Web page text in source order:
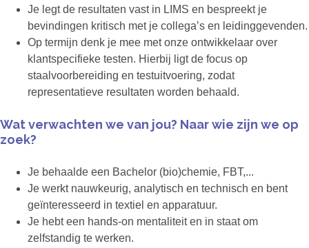
Je legt de resultaten vast in LIMS en bespreekt je
bevindingen kritisch met je collega’s en leidinggevenden.
Op termijn denk je mee met onze ontwikkelaar over
klantspecifieke testen. Hierbij ligt de focus op
staalvoorbereiding en testuitvoering, zodat
representatieve resultaten worden behaald.
Wat verwachten we van jou? Naar wie zijn we op
zoek?
Je behaalde een Bachelor (bio)chemie, FBT,...
Je werkt nauwkeurig, analytisch en technisch en bent
geïnteresseerd in textiel en apparatuur.
Je hebt een hands-on mentaliteit en in staat om
zelfstandig te werken.